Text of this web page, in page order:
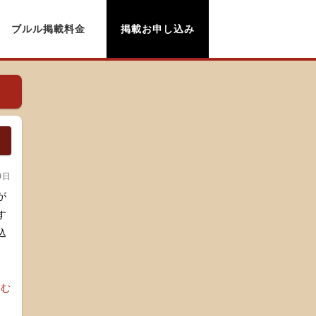
ブルル掲載料金 掲載お申し込み